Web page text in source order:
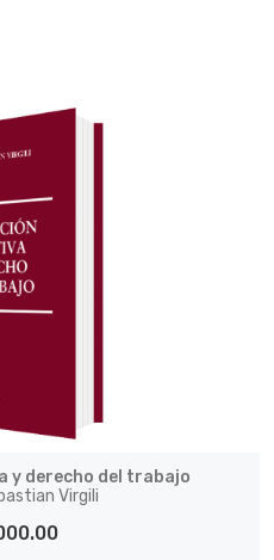
y derecho del trabajo
Virgili